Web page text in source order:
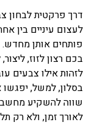
דרך פרקטית לבחון
לעצום עיניים בין
פותחים אותן
בכם רצון לזוז,
לזהות אילו צבעים
בסלון, למשל,
שווה להשקיע
לאורך זמן, ולא רק